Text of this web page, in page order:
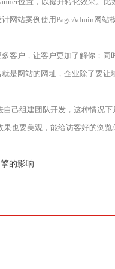
网站案例使用PageAdmin网
客户，让客户更加了解你；
是网站的网址，企业除了要
己组建团队开发，这种情况
也要美观，能给访客好的浏览
的影响